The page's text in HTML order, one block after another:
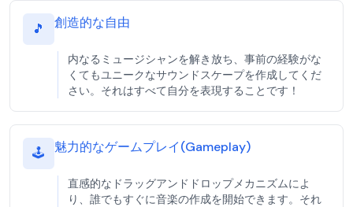
🎵 創造的な自由
内なるミュージシャンを解き放ち、事前の経験がな
くてもユニークなサウンドスケープを作成してくだ
さい。それはすべて自分を表現することです！
🕹️ 魅力的なゲームプレイ(Gameplay)
直感的なドラッグアンドドロップメカニズムによ
り、誰でもすぐに音楽の作成を開始できます。それ